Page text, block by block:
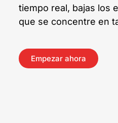
tiempo real, bajas los
que se concentre en
Empezar ahora